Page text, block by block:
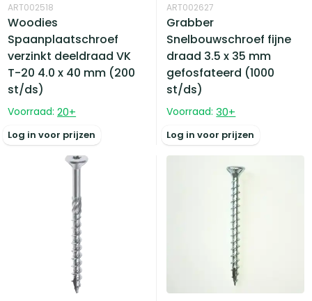
ART002518
Woodies
Spaanplaatschroef
verzinkt deeldraad VK
T-20 4.0 x 40 mm (200
st/ds)
Voorraad: 20+
Log in voor prijzen
ART002627
Grabber
Snelbouwschroef fijne
draad 3.5 x 35 mm
gefosfateerd (1000
st/ds)
Voorraad: 30+
Log in voor prijzen